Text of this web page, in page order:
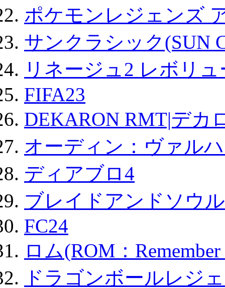
ポケモンレジェンズ
サンクラシック(SUN
リネージュ2 レボリ
FIFA23
DEKARON RMT|デカ
オーディン：ヴァル
ディアブロ4
ブレイドアンドソウ
FC24
ロム(ROM：
ドラゴンボールレジ